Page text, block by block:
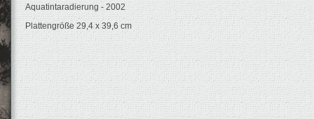
Aquatintaradierung - 2002
Plattengröße 29,4 x 39,6 cm